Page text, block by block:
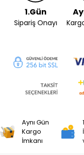
1.Gün
Sipariş Onayı
Aynı Gün
Kargo
İmkanı